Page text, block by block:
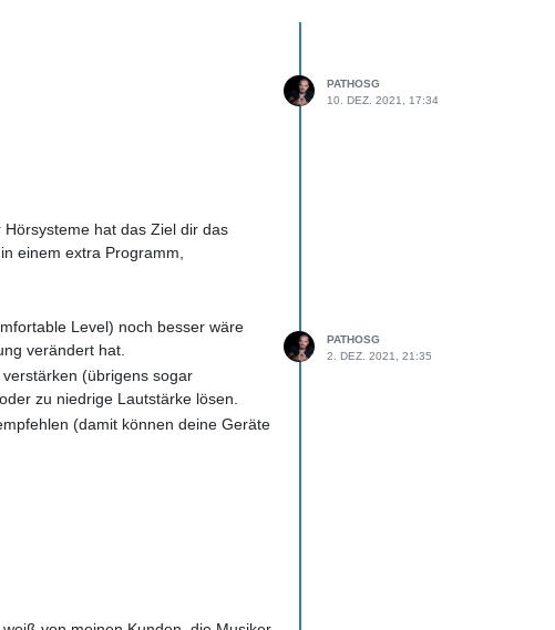
PATHOSG
10. DEZ. 2021, 17:34
hat das Ziel dir das
einem extra Programm,
Level) noch besser wäre
verändert hat.
(übrigens sogar
zu niedrige Lautstärke lösen.
(damit können deine Geräte
einstellen, das du selber wechseln
PATHOSG
2. DEZ. 2021, 21:35